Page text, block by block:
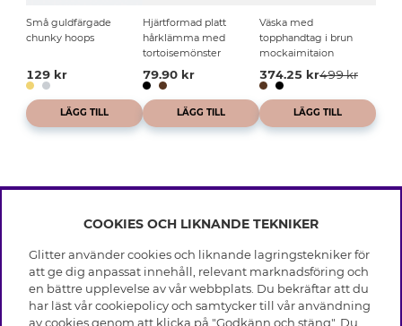
Små guldfärgade
chunky hoops
129 kr
LÄGG TILL
Hjärtformad platt
hårklämma med
tortoisemönster
79.90 kr
LÄGG TILL
Väska med
topphandtag i brun
mockaimitaion
374.25 kr499 kr
LÄGG TILL
INFO
Leverans
Villkor
Integritetspolicy
Cookies
OM GLITTER
Black Friday
COOKIES OCH LIKNANDE TEKNIKER
Glitter använder cookies och liknande lagringstekniker för
att ge dig anpassat innehåll, relevant marknadsföring och
en bättre upplevelse av vår webbplats. Du bekräftar att du
har läst vår cookiepolicy och samtycker till vår användning
av cookies genom att klicka på "Godkänn och stäng". Du